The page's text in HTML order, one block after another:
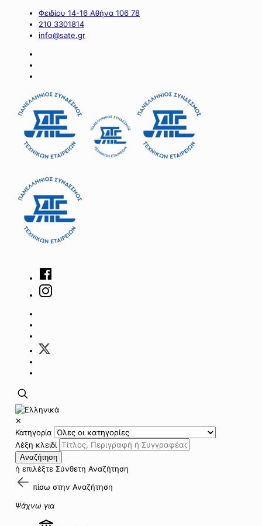
Φειδίου 14-16 Αθήνα 106 78
210 3301814
info@sate.gr
✕
Κατηγορία
Λέξη κλειδί
Αναζήτηση
ή επιλέξτε Σύνθετη Αναζήτηση
πίσω στην Αναζήτηση
Ψάχνω για